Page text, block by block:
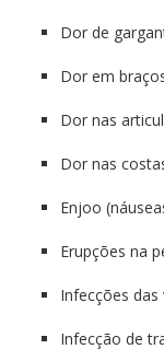
Dor de
Dor em
Dor nas
Dor nas
Enjoo
Erupções na
Infecções das
Infecção de